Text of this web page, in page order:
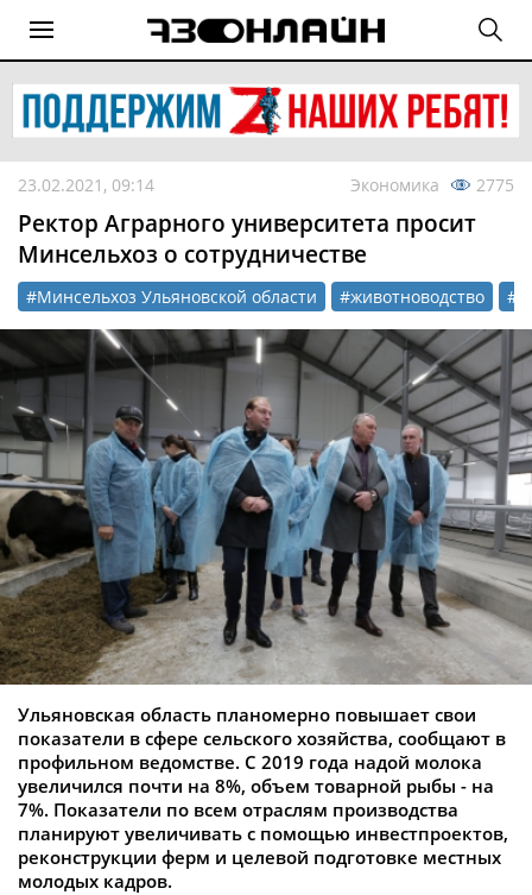
23.02.2021, 09:14 Экономика 2775
Ректор Аграрного университета просит
Минсельхоз о сотрудничестве
#Минсельхоз Ульяновской области #животноводство
Ульяновская область планомерно повышает свои
показатели в сфере сельского хозяйства, сообщают в
профильном ведомстве. С 2019 года надой молока
увеличился почти на 8%, объем товарной рыбы - на
7%. Показатели по всем отраслям производства
планируют увеличивать с помощью инвестпроектов,
реконструкции ферм и целевой подготовке местных
молодых кадров.